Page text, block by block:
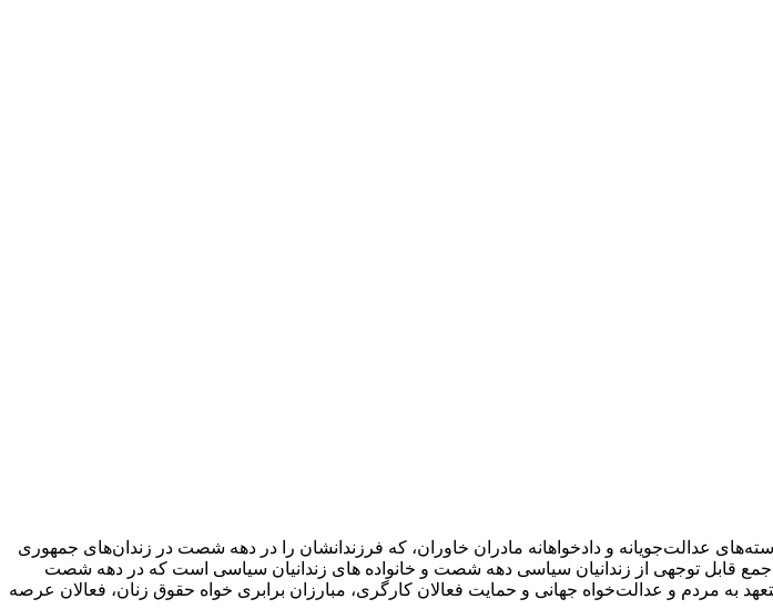
عدالت‌جویانه و دادخواهانه مادران خاوران، که فرزندانشان را در دهه شصت در زندان‌های جمهوری
جمع قابل توجهی از زندانیان سیاسی دهه شصت و خانواده های زندانیان سیاسی است که در دهه شصت
به مردم و عدالت‌خواه جهانی و حمایت فعالان کارگری، مبارزان برابری خواه حقوق زنان، فعالان عرصه